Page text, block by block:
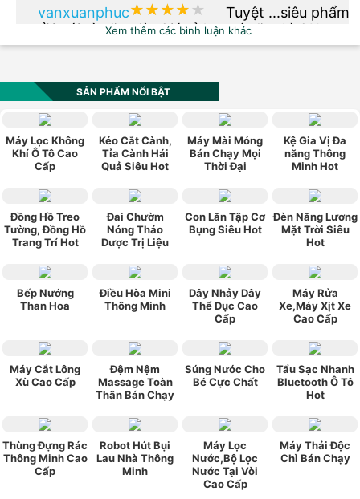
vanxuanphuc★★★★★
★★★★★
Tuyệt ...siêu phẩm
rồi nói gì nữa giờ. Giá rẻ hơn tí nữa thì OK.
màu xanh dạ quang đi nhé
vn0984_520★★★★★
★★★★★
Sản phẩm có kiểu
dáng đẹp, hợp thời trang, phù hợp với túi
tiền, chính sách bảo hành tốt. Rất hài lòng về
sản phẩm này.
ngoquan112 ★★★★★
★★★★★
Mua cho ba mình
xài được hơn 1 tháng rồi , giá cả hợp lý , vừa
túi tiền , máy gọn nhẹ , ba mình rất vừa ý .
Xem thêm các bình luận khác
SẢN PHẨM NỔI BẬT
Máy Lọc Không
Khí Ô Tô Cao
Cấp
Kéo Cắt Cành,
Tỉa Cành Hái
Quả Siêu Hot
Máy Mài Móng
Bán Chạy Mọi
Thời Đại
Kệ Gia Vị Đa
năng Thông
Minh Hot
Đồng Hồ Treo
Tường, Đồng Hồ
Trang Trí Hot
Đai Chườm
Nóng Thảo
Dược Trị Liệu
Con Lăn Tập Cơ
Bụng Siêu Hot
Đèn Năng Lương
Mặt Trời Siêu
Hot
Bếp Nướng
Than Hoa
Điều Hòa Mini
Thông Minh
Dây Nhảy Dây
Thể Dục Cao
Cấp
Máy Rửa
Xe,Máy Xịt Xe
Cao Cấp
Máy Cắt Lông
Xù Cao Cấp
Đệm Nệm
Massage Toàn
Thân Bán Chạy
Súng Nước Cho
Bé Cực Chất
Tẩu Sạc Nhanh
Bluetooth Ô Tô
Hot
Thùng Đựng Rác
Thông Minh Cao
Cấp
Robot Hút Bụi
Lau Nhà Thông
Minh
Máy Lọc
Nước,Bộ Lọc
Nước Tại Vòi
Cao Cấp
Máy Thải Độc
Chì Bán Chạy